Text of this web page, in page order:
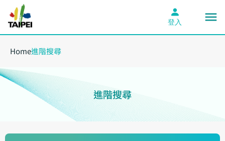
登入
Home進階搜尋
進階搜尋